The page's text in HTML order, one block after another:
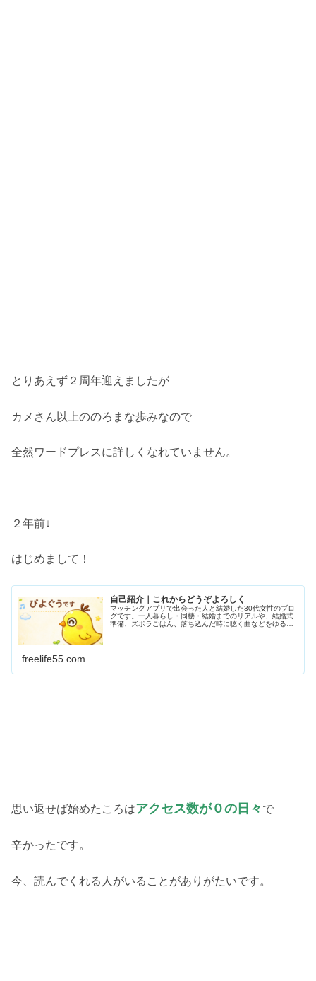
とりあえず２周年迎えましたが
カメさん以上ののろまな歩みなので
全然ワードプレスに詳しくなれていません。
２年前↓
はじめまして！
自己紹介｜これからどうぞよろしく
マッチングアプリで出会った人と結婚した30代女性のブロ
グです。一人暮らし・同棲・結婚までのリアルや、結婚式
準備、ズボラごはん、落ち込んだ時に聴く曲などをゆるく
freelife55.com
思い返せば始めたころはアクセス数が０の日々 で
辛かったです。
今、読んでくれる人がいることがありがたいです。